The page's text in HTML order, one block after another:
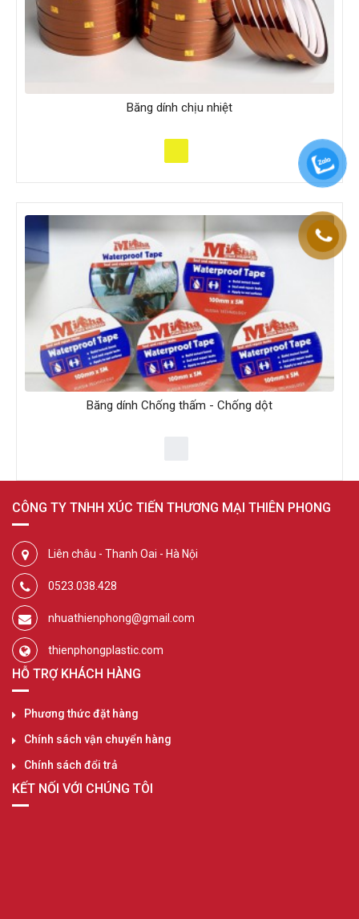
Băng dính chịu nhiệt
Băng dính Chống thấm - Chống dột
CÔNG TY TNHH XÚC TIẾN THƯƠNG MẠI THIÊN PHONG
Liên châu - Thanh Oai - Hà Nội
0523.038.428
nhuathienphong@gmail.com
thienphongplastic.com
HỖ TRỢ KHÁCH HÀNG
Phương thức đặt hàng
Chính sách vận chuyển hàng
Chính sách đổi trả
KẾT NỐI VỚI CHÚNG TÔI